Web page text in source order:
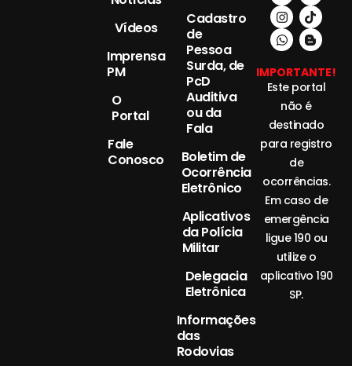
Vídeos
Imprensa
PM
O
Portal
Fale
Conosco
Cadastro
de
Pessoa
Surda, de
PcD
Auditiva
ou da
Fala
Boletim de
Ocorrência
Eletrônico
Aplicativos
da Polícia
Militar
Delegacia
Eletrônica
Informações
das
Rodovias
IMPORTANTE!
Este portal
não é
destinado
para registro
de
ocorrências.
Em caso de
emergência
ligue 190 ou
utilize o
aplicativo 190
SP.